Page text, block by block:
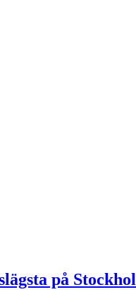
på